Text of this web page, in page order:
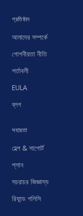
প্রতিষ্ঠান
আমাদের সম্পর্কে
গোপনীয়তা নীতি
শর্তাবলী
EULA
ব্লগ
সহায়তা
হেল্প & সাপোর্ট
প্লান
সচরাচর জিজ্ঞাস্য
রিফান্ড পলিসি